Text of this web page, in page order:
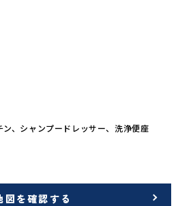
ン、シャンプードレッサー、洗浄便座
図を確認する